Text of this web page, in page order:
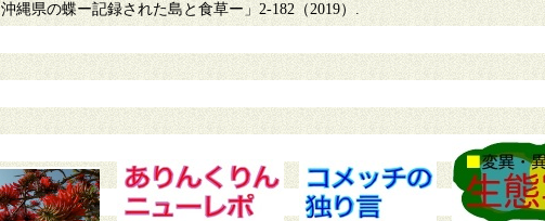
縄県の蝶ー記録された島と食草ー」2-182（2019）.